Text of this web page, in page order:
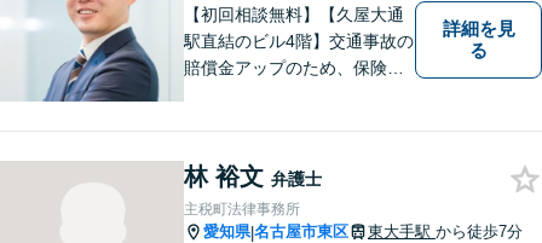
【初回相談無料】【久屋大通
駅直結のビル4階】交通事故の
賠償金アップのため、保険会
営判断ができるよう、法的側
面からバックアップします
【電話相談可】【オンライン
詳細を見
る
林 裕文 弁護士
主税町法律事務所
愛知県|名古屋市東区 東大手駅 から徒歩7分